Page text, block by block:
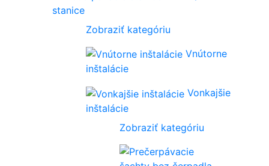
stanice
Zobraziť kategóriu
Vnútorne
inštalácie
Vonkajšie
inštalácie
Zobraziť kategóriu